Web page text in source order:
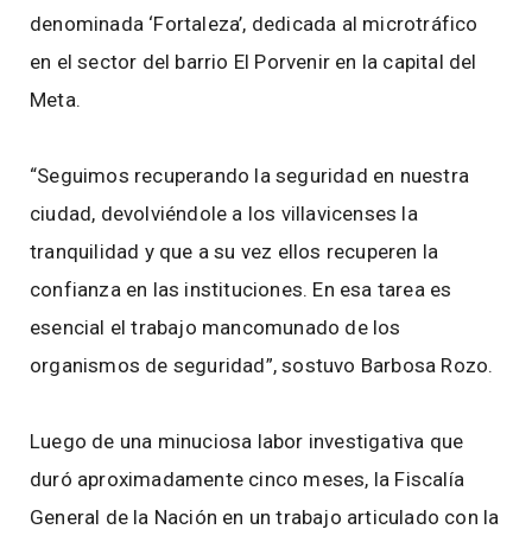
denominada ‘Fortaleza’, dedicada al microtráfico
en el sector del barrio El Porvenir en la capital del
Meta.
“Seguimos recuperando la seguridad en nuestra
ciudad, devolviéndole a los villavicenses la
tranquilidad y que a su vez ellos recuperen la
confianza en las instituciones. En esa tarea es
esencial el trabajo mancomunado de los
organismos de seguridad”, sostuvo Barbosa Rozo.
Luego de una minuciosa labor investigativa que
duró aproximadamente cinco meses, la Fiscalía
General de la Nación en un trabajo articulado con la